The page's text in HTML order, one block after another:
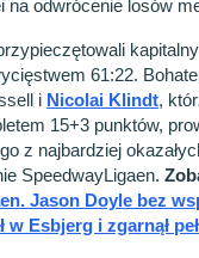
na odwrócenie losów
61:22.
i Nicolai Klindt,
15+3 punktów,
z najbardziej
SpeedwayLigaen.
Jason Doyle bez
w Esbjerg i zgarnął